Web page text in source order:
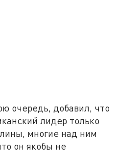
очередь, добавил, что
лидер только
многие над ним
он якобы не